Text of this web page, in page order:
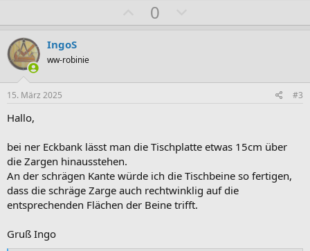
o
t
S
i
m
m
0
e
t
S
i
m
m
IngoS
ww-robinie
15. März 2025 #3
Hallo,
bei ner Eckbank lässt man die Tischplatte etwas 15cm über
die Zargen hinausstehen.
An der schrägen Kante würde ich die Tischbeine so fertigen,
dass die schräge Zarge auch rechtwinklig auf die
entsprechenden Flächen der Beine trifft.
Gruß Ingo